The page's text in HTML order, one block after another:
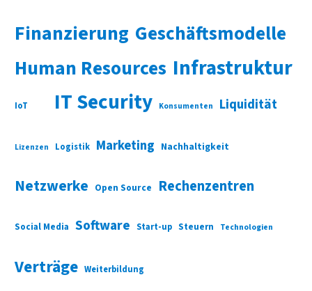
Finanzierung Geschäftsmodelle
Human Resources Infrastruktur
IoT IT Security Konsumenten Liquidität
Lizenzen Logistik Marketing Nachhaltigkeit
Netzwerke Open Source Rechenzentren
Social Media Software Start-up Steuern Technologien
Verträge Weiterbildung